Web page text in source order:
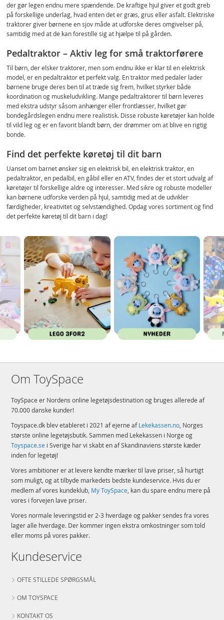
der gør legen endnu mere spændende. De kraftige hjul giver et godt greb
på forskellige underlag, hvad enten det er græs, grus eller asfalt. Elektriske
traktorer giver børnene en sjov måde at udforske deres omgivelser på,
samtidig med at de kan forestille sig at hjælpe til på gården.
Pedaltraktor – Aktiv leg for små traktorførere
Til børn, der elsker traktorer, men som endnu ikke er klar til en elektrisk
model, er en pedaltraktor et perfekt valg. En traktor med pedaler lader
børnene bruge deres ben til at træde sig frem, hvilket styrker både
koordination og muskeludvikling. Mange pedaltraktorer til børn leveres
med ekstra udstyr såsom anhænger eller frontlæsser, hvilket gør
bondegårdslegen endnu mere realistisk. Disse robuste køretøjer kan holde
til vild leg og er en favorit blandt børn, der drømmer om at blive en rigtig
bonde.
Find det perfekte køretøj til dit barn
Uanset om barnet ønsker sig en elektrisk bil, en elektrisk traktor, en
pedaltraktor, en pedalbil, en gåbil eller en ATV, findes der et stort udvalg af
køretøjer til forskellige aldre og interesser. Med sikre og robuste modeller
kan børnene udforske verden på hjul, samtidig med at de udvikler
færdigheder, kreativitet og selvstændighed. Opdag vores sortiment og find
det perfekte køretøj til dit barn i dag!
Om ToySpace
ToySpace er Nordens online legetøjsdestination og bruges allerede af
70.000 danske kunder!
Toyspace.dk blev etableret i 2021 af ejerne afLekekassen.no , Norges
største online legetøjsbutik. Sammen med Lekekassen i Norge og
Toyspace.se i Sverige har vi skabt en af Skandinaviens største kæder
inden for legetøj!
Vores ambitioner er at levere kendte mærker til lave priser, så hurtigt
som muligt, og at tilbyde markedets bedste kundeservice. Hvis du er
medlem af vores kundeklub, My ToySpace , kan du spare endnu mere på
vores i forvejen lave priser.
Vores normale leveringstid er 2-3 hverdage og pakker sendes fra vores
lager alle hverdage. Der kommer ingen ekstra omkostninger som told
eller moms på vores pakker.
Kundeservice
OFTE STILLEDE SPØRGSMÅL
OM TOYSPACE
KONTAKT OS